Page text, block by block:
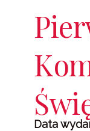
Data